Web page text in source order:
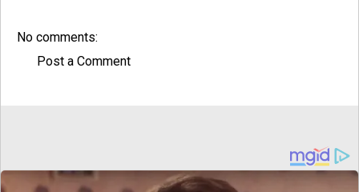
No comments:
Post a Comment